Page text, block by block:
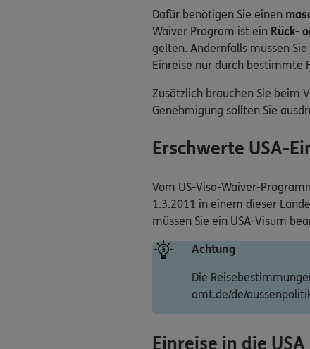
Dafür benötigen Sie einen
Waiver Program ist ein Rück-
gelten. Andernfalls müssen
Einreise nur durch bestimmte
Zusätzlich brauchen Sie beim
Genehmigung sollten Sie
Erschwerte USA-
Vom US-Visa-Waiver-
1.3.2011 in einem dieser
müssen Sie ein USA-Visum
Achtung
Die
amt.de/de/
Einreise in die